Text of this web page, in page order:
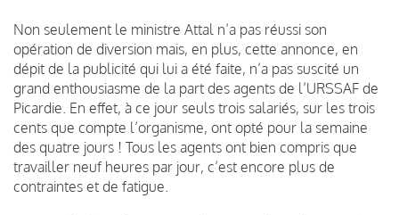
Non seulement le ministre Attal n’a pas réussi son
opération de diversion mais, en plus, cette annonce, en
dépit de la publicité qui lui a été faite, n’a pas suscité un
grand enthousiasme de la part des agents de l’URSSAF de
Picardie. En effet, à ce jour seuls trois salariés, sur les trois
cents que compte l’organisme, ont opté pour la semaine
des quatre jours ! Tous les agents ont bien compris que
travailler neuf heures par jour, c’est encore plus de
contraintes et de fatigue.